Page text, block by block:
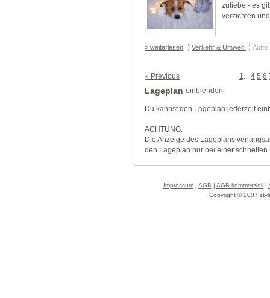
zuliebe - es
verzichten
» weiterlesen Verkehr & Umwelt
« Previous 1... 4 5 6
Lageplan einblenden
Du kannst den Lageplan jederzeit
ACHTUNG:
Die Anzeige des Lageplans
den Lageplan nur bei einer
Impressum| AGB | AGB kommerziell|
Copyright © 2007